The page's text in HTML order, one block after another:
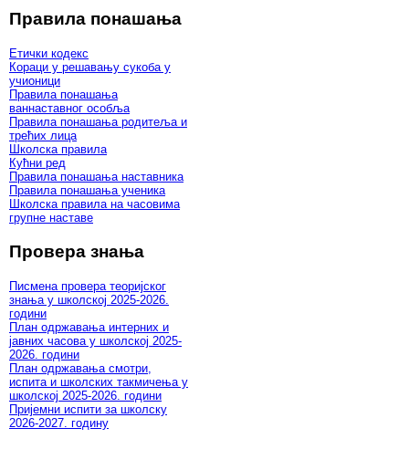
Правила понашања
Етички кодекс
Кораци у решавању сукоба у
учионици
Правила понашања
ваннаставног особља
Правила понашања родитеља и
трећих лица
Школска правила
Кућни ред
Правила понашања наставника
Правила понашања ученика
Школска правила на часовима
групне наставе
Провера знања
Писмена провера теоријског
знања у школској 2025-2026.
години
План одржавања интерних и
јавних часова у школској 2025-
2026. години
План одржавања смотри,
испита и школских такмичења у
школској 2025-2026. години
Пријемни испити за школску
2026-2027. годину